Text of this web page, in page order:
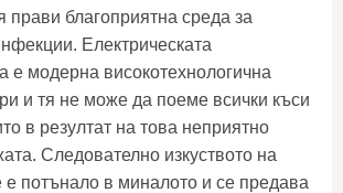
прави благоприятна среда за
Електрическата
е модерна високотехнологична
и тя не може да поеме всички къси
в резултат на това неприятно
Следователно изкуството на
е потънало в миналото и се предава